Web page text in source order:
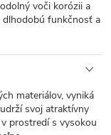
voči korózii a
dlhodobú funkčnosť a
materiálov, vyniká
svoj atraktívny
prostredí s vysokou